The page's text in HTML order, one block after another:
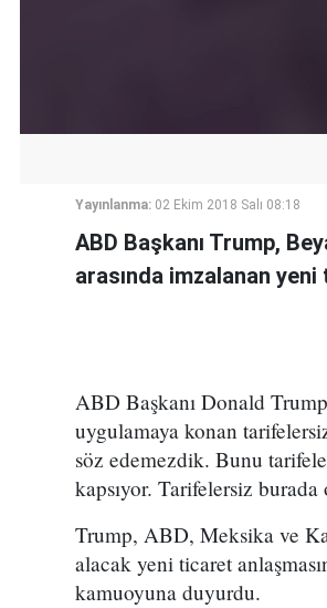
Yayınlanma: 02 Ekim 2018 Salı 08:18
ABD Başkanı Trump,
arasında imzalanan
ABD Başkanı Donald
uygulamaya konan
söz edemezdik. Bunu
kapsıyor. Tarifelersiz
Trump, ABD, Meksika ve
alacak yeni ticaret
kamuoyuna duyurdu.